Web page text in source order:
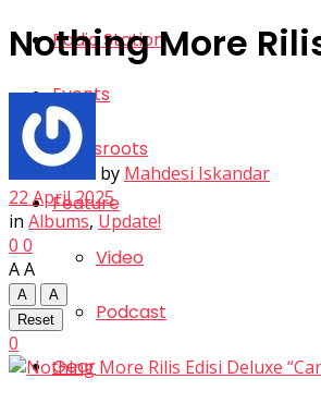
Radio Station
Events
Grassroots
Feature
Video
Podcast
Gear
Nothing More
by Mahdesi Iskandar
22 April 2025
in Albums, Update!
0 0
AA
A
A
Reset
0